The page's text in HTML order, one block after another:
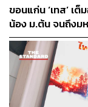
เป็น 2 โซนไฮไลต์
Campus Courtโ
เสียงแคน มีพื้นที่อ
โชว์ผลงานและ
เป็นสเปซที่ทำให้
คนในพื้นที่จริงๆ
ขอนแก่น ‘เทส’ เ
น้อง ม.ต้น จนถึงม